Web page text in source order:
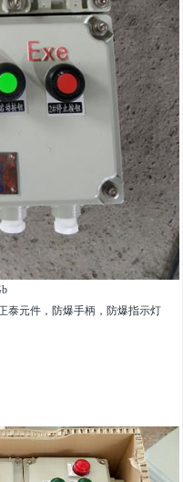
泰元件，防爆手柄，防爆指示灯